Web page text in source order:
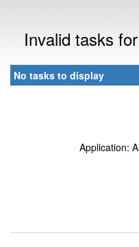
Invalid tasks
No tasks to display
Application: